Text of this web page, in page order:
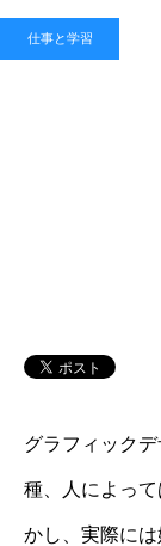
仕事と学習
グラフィック
種、人によっ
かし、実際に